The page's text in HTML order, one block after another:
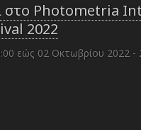
στο Photometria
2022
εώς 02 Οκτωβρίου 2022 -